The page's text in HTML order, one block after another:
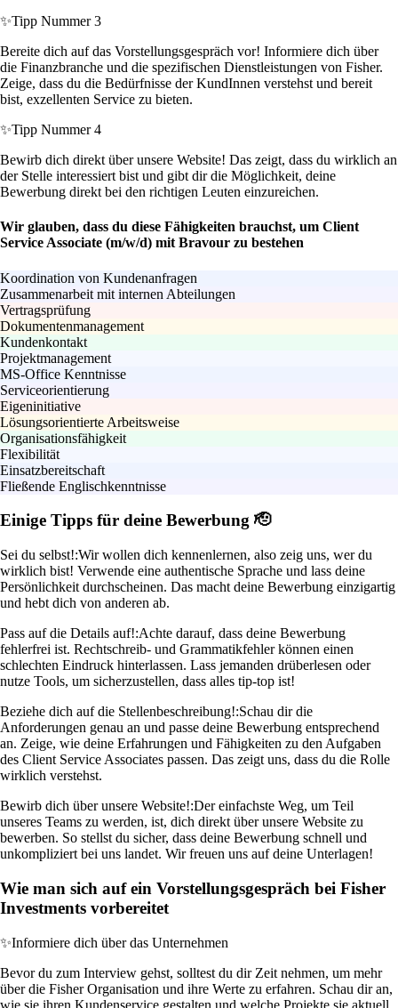
✨Tipp Nummer 3
Bereite dich auf das Vorstellungsgespräch vor! Informiere dich über
die Finanzbranche und die spezifischen Dienstleistungen von Fisher.
Zeige, dass du die Bedürfnisse der KundInnen verstehst und bereit
bist, exzellenten Service zu bieten.
✨Tipp Nummer 4
Bewirb dich direkt über unsere Website! Das zeigt, dass du wirklich an
der Stelle interessiert bist und gibt dir die Möglichkeit, deine
Bewerbung direkt bei den richtigen Leuten einzureichen.
Wir glauben, dass du diese Fähigkeiten brauchst, um Client
Service Associate (m/w/d) mit Bravour zu bestehen
Koordination von Kundenanfragen
Zusammenarbeit mit internen Abteilungen
Vertragsprüfung
Dokumentenmanagement
Kundenkontakt
Projektmanagement
MS-Office Kenntnisse
Serviceorientierung
Eigeninitiative
Lösungsorientierte Arbeitsweise
Organisationsfähigkeit
Flexibilität
Einsatzbereitschaft
Fließende Englischkenntnisse
Einige Tipps für deine Bewerbung 🫡
Sei du selbst!:Wir wollen dich kennenlernen, also zeig uns, wer du
wirklich bist! Verwende eine authentische Sprache und lass deine
Persönlichkeit durchscheinen. Das macht deine Bewerbung einzigartig
und hebt dich von anderen ab.
Pass auf die Details auf!:Achte darauf, dass deine Bewerbung
fehlerfrei ist. Rechtschreib- und Grammatikfehler können einen
schlechten Eindruck hinterlassen. Lass jemanden drüberlesen oder
nutze Tools, um sicherzustellen, dass alles tip-top ist!
Beziehe dich auf die Stellenbeschreibung!:Schau dir die
Anforderungen genau an und passe deine Bewerbung entsprechend
an. Zeige, wie deine Erfahrungen und Fähigkeiten zu den Aufgaben
des Client Service Associates passen. Das zeigt uns, dass du die Rolle
wirklich verstehst.
Bewirb dich über unsere Website!:Der einfachste Weg, um Teil
unseres Teams zu werden, ist, dich direkt über unsere Website zu
bewerben. So stellst du sicher, dass deine Bewerbung schnell und
unkompliziert bei uns landet. Wir freuen uns auf deine Unterlagen!
Wie man sich auf ein Vorstellungsgespräch bei Fisher
Investments vorbereitet
✨Informiere dich über das Unternehmen
Bevor du zum Interview gehst, solltest du dir Zeit nehmen, um mehr
über die Fisher Organisation und ihre Werte zu erfahren. Schau dir an,
wie sie ihren Kundenservice gestalten und welche Projekte sie aktuell